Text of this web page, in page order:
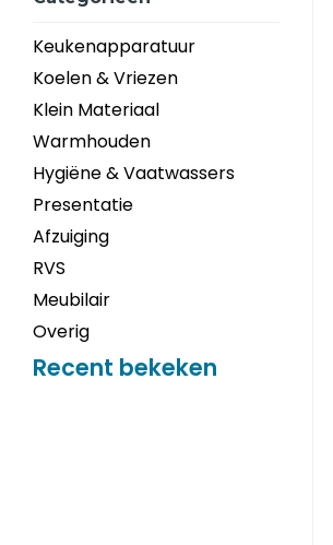
Keukenapparatuur
Koelen & Vriezen
Klein Materiaal
Warmhouden
Hygiëne & Vaatwassers
Presentatie
Afzuiging
RVS
Meubilair
Overig
Recent bekeken